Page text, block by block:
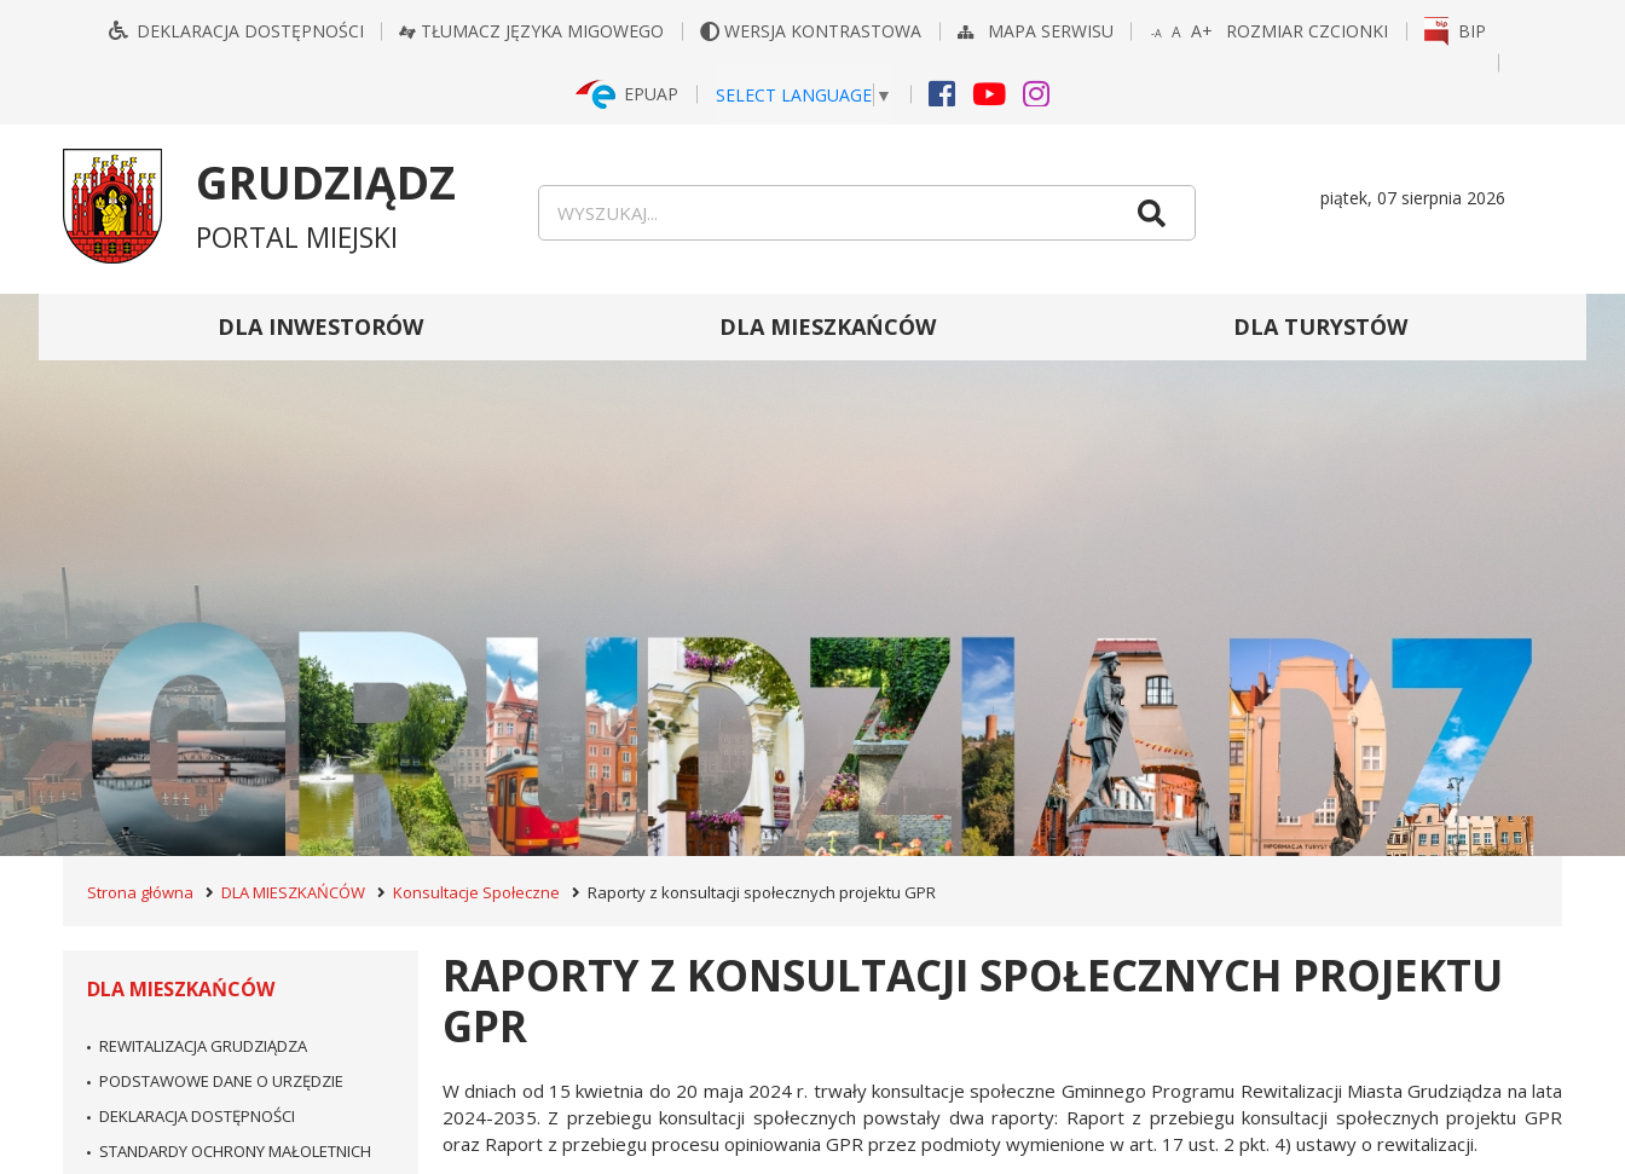
DEKLARACJA DOSTĘPNOŚCI TŁUMACZ JĘZYKA MIGOWEGO WERSJA KONTRASTOWA MAPA SERWISU
-A
A A+
ROZMIAR CZCIONKI BIP
EPUAP SELECT LANGUAGE ▼
FACEBOOK
YOUTUBEINSTAGRAM
GRUDZIĄDZ
PORTAL MIEJSKI
piątek, 07 sierpnia 2026
DLA INWESTORÓW DLA MIESZKAŃCÓW DLA TURYSTÓW
Strona główna DLA MIESZKAŃCÓW Konsultacje Społeczne Raporty z konsultacji społecznych projektu GPR
DLA MIESZKAŃCÓW
REWITALIZACJA GRUDZIĄDZA
PODSTAWOWE DANE O URZĘDZIE
DEKLARACJA DOSTĘPNOŚCI
STANDARDY OCHRONY MAŁOLETNICH
RAPORTY Z KONSULTACJI SPOŁECZNYCH PROJEKTU
GPR
W dniach od 15 kwietnia do 20 maja 2024 r. trwały konsultacje społeczne Gminnego Programu Rewitalizacji Miasta Grudziądza na lata
2024-2035. Z przebiegu konsultacji społecznych powstały dwa raporty: Raport z przebiegu konsultacji społecznych projektu GPR
oraz Raport z przebiegu procesu opiniowania GPR przez podmioty wymienione w art. 17 ust. 2 pkt. 4) ustawy o rewitalizacji.